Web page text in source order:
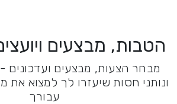
הטבות, מבצעים
מבחר הצעות, מבצעים ועדכונים
ונותני חסות שיעזרו לך למצוא את
עבורך